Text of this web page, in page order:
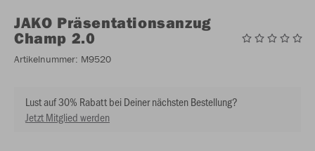
JAKO Präsentationsanzug
Champ 2.0
Artikelnummer: M9520
Lust auf 30% Rabatt bei Deiner nächsten Bestellung?
Jetzt Mitglied werden